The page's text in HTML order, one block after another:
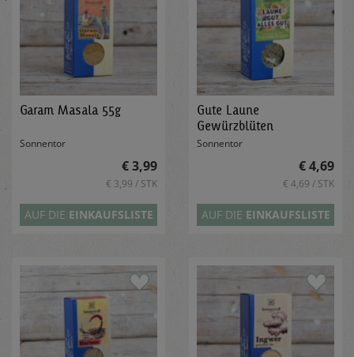
Garam Masala 55g
Sonnentor
€ 3,99
€ 3,99 / STK
AUF DIE EINKAUFSLISTE
Gute Laune
Gewürzblüten
Zubereitung 25g
Sonnentor
€ 4,69
€ 4,69 / STK
AUF DIE EINKAUFSLISTE